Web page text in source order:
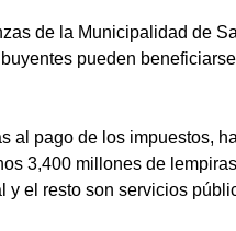
de la Municipalidad de
pueden
al pago de los impuestos,
3,400 millones de
y el resto son servicios